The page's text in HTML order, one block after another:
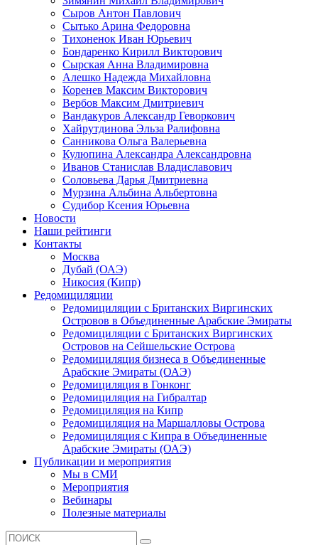
Сыров Антон Павлович
Сытько Арина Федоровна
Тихоненок Иван Юрьевич
Бондаренко Кирилл Викторович
Сырская Анна Владимировна
Алешко Надежда Михайловна
Коренев Максим Викторович
Вербов Максим Дмитриевич
Вандакуров Александр Геворкович
Хайрутдинова Эльза Ралифовна
Санникова Ольга Валерьевна
Кулюпина Александра Александровна
Иванов Станислав Владиславович
Соловьева Дарья Дмитриевна
Мурзина Альбина Альбертовна
Судибор Ксения Юрьевна
Новости
Наши рейтинги
Контакты
Москва
Дубай (ОАЭ)
Никосия (Кипр)
Редомициляции
Редомициляции с Британских Виргинских
Островов в Объединенные Арабские Эмираты
Редомициляции с Британских Виргинских
Островов на Сейшельские Острова
Редомициляция бизнеса в Объединенные
Арабские Эмираты (ОАЭ)
Редомициляция в Гонконг
Редомициляция на Гибралтар
Редомициляция на Кипр
Редомициляция на Маршалловы Острова
Редомициляция с Кипра в Объединенные
Арабские Эмираты (ОАЭ)
Публикации и мероприятия
Мы в СМИ
Мероприятия
Вебинары
Полезные материалы